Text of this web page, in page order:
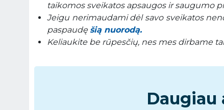
taikomos sveikatos apsaugos ir saugumo
Jeigu nerimaudami dėl savo sveikatos
paspaudęšią nuorodą.
Keliaukite be rūpesčių, nes mes dirbame
Daugiau